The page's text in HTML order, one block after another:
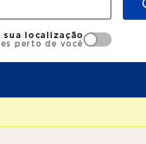
sua localização
perto de você